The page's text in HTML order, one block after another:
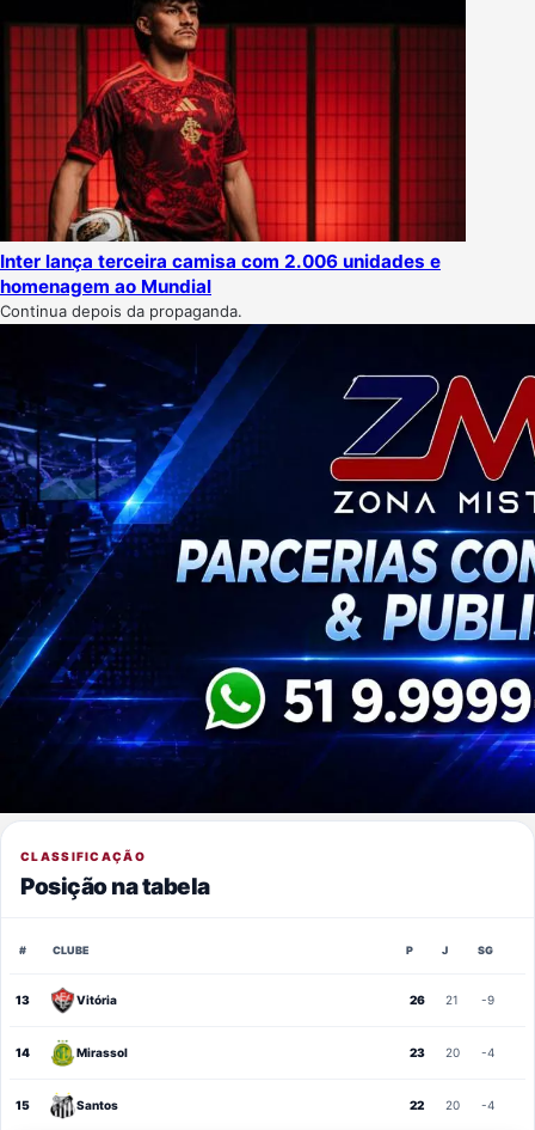
Inter lança terceira camisa com 2.006 unidades e
homenagem ao Mundial
Continua depois da propaganda.
CLASSIFICAÇÃO
Posição na tabela
# CLUBE P J SG
13 Vitória 26 21 -9
14 Mirassol 23 20 -4
15 Santos 22 20 -4